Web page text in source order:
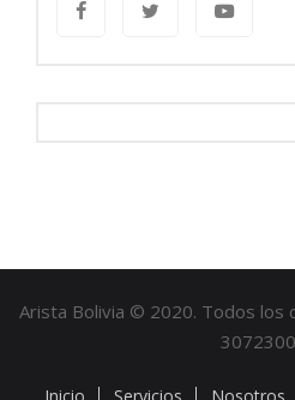
Arista Bolivia © 2020. Todos